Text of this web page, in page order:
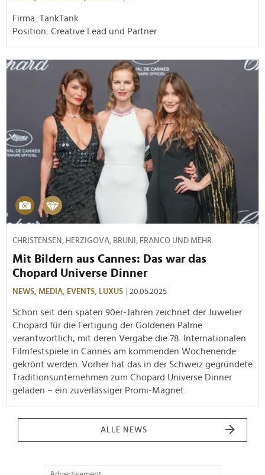
Firma: TankTank
Position: Creative Lead und Partner
CHRISTENSEN, HERZIGOVA, BRUNI, FRANCO UND MEHR
Mit Bildern aus Cannes: Das war das
Chopard Universe Dinner
NEWS, MEDIA, EVENTS, LUXUS | 20.05.2025
Schon seit den späten 90er-Jahren zeichnet der Juwelier
Chopard für die Fertigung der Goldenen Palme
verantwortlich, mit deren Vergabe die 78. Internationalen
Filmfestspiele in Cannes am kommenden Wochenende
gekrönt werden. Vorher hat das in der Schweiz gegründete
Traditionsunternehmen zum Chopard Universe Dinner
geladen – ein zuverlässiger Promi-Magnet.
ALLE NEWS